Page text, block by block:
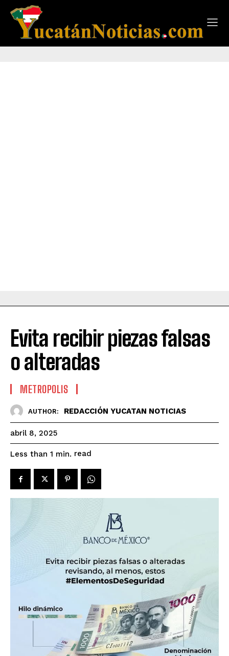
Evita recibir piezas falsas
o alteradas
METROPOLIS
AUTHOR: REDACCIÓN YUCATAN NOTICIAS
abril 8, 2025
Less than 1 min. read